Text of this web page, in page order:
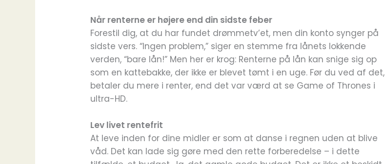
Når renterne er højere end din sidste feber
Forestil dig, at du har fundet drømmetv’et, men din konto synger på
sidste vers. “Ingen problem,” siger en stemme fra lånets lokkende
verden, “bare lån!” Men her er krog: Renterne på lån kan snige sig op
som en kattebakke, der ikke er blevet tømt i en uge. Før du ved af det,
betaler du mere i renter, end det var værd at se Game of Thrones i
ultra-HD.
Lev livet rentefrit
At leve inden for dine midler er som at danse i regnen uden at blive
våd. Det kan lade sig gøre med den rette forberedelse – i dette